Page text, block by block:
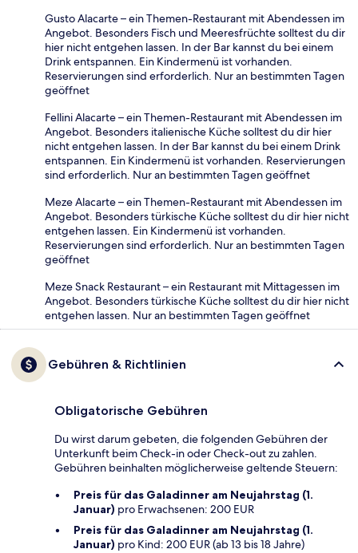
Gusto Alacarte – ein Themen-Restaurant mit Abendessen im
Angebot. Besonders Fisch und Meeresfrüchte solltest du dir
hier nicht entgehen lassen. In der Bar kannst du bei einem
Drink entspannen. Ein Kindermenü ist vorhanden.
Reservierungen sind erforderlich. Nur an bestimmten Tagen
geöffnet
Fellini Alacarte – ein Themen-Restaurant mit Abendessen im
Angebot. Besonders italienische Küche solltest du dir hier
nicht entgehen lassen. In der Bar kannst du bei einem Drink
entspannen. Ein Kindermenü ist vorhanden. Reservierungen
sind erforderlich. Nur an bestimmten Tagen geöffnet
Meze Alacarte – ein Themen-Restaurant mit Abendessen im
Angebot. Besonders türkische Küche solltest du dir hier nicht
entgehen lassen. Ein Kindermenü ist vorhanden.
Reservierungen sind erforderlich. Nur an bestimmten Tagen
geöffnet
Meze Snack Restaurant – ein Restaurant mit Mittagessen im
Angebot. Besonders türkische Küche solltest du dir hier nicht
entgehen lassen. Nur an bestimmten Tagen geöffnet
Gebühren & Richtlinien
Obligatorische Gebühren
Du wirst darum gebeten, die folgenden Gebühren der
Unterkunft beim Check-in oder Check-out zu zahlen.
Gebühren beinhalten möglicherweise geltende Steuern:
Preis für das Galadinner am Neujahrstag (1.
Januar) pro Erwachsenen: 200 EUR
Preis für das Galadinner am Neujahrstag (1.
Januar) pro Kind: 200 EUR (ab 13 bis 18 Jahre)